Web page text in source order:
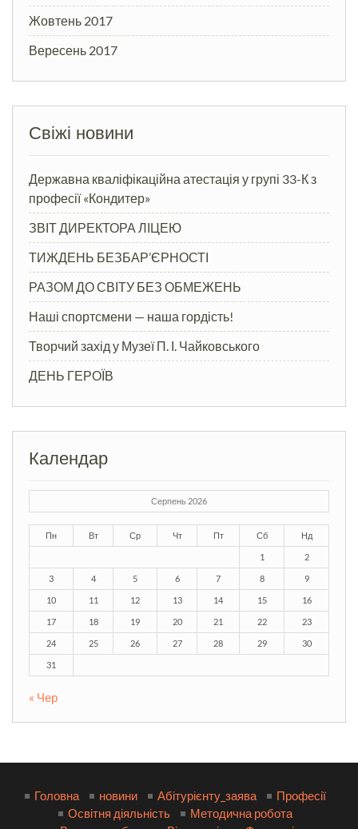
Жовтень 2017
Вересень 2017
Свіжі новини
Державна кваліфікаційна атестація у групі 33-К з
професії «Кондитер»
ЗВІТ ДИРЕКТОРА ЛІЦЕЮ
ТИЖДЕНЬ БЕЗБАР’ЄРНОСТІ
РАЗОМ ДО СВІТУ БЕЗ ОБМЕЖЕНЬ
Наші спортсмени — наша гордість!
Творчий захід у Музеї П. І. Чайковського
ДЕНЬ ГЕРОЇВ
Календар
Серпень 2026
Пн Вт Ср Чт Пт Сб Нд
1 2
3 4 5 6 7 8 9
10 11 12 13 14 15 16
17 18 19 20 21 22 23
24 25 26 27 28 29 30
31
« Чер
Головна новини Абітурієнту_заява
Професії
Освітня діяльність
Методична робота